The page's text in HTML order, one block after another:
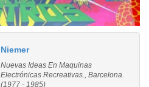
Niemer
Nuevas Ideas En Maquinas
Electrónicas Recreativas., Barcelona.
(1977 - 1985)